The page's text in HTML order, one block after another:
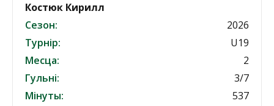
Костюк Кирилл
Сезон:
2026
Турнір:
U19
Месца:
2
Гульні:
3/7
Мінуты:
537